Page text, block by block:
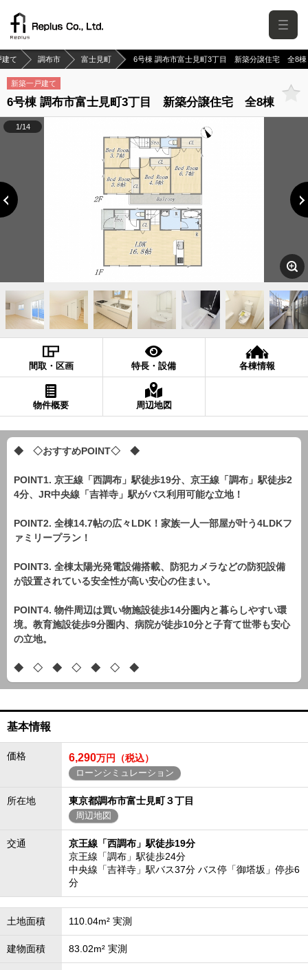
建て 調布市 富士見町 6号棟 調布市富士見町3丁目 新築分譲住宅 全8棟
新築一戸建て
6号棟 調布市富士見町3丁目 新築分譲住宅 全8棟
1/14
間取・区画 特長・設備 各棟情報
物件概要 周辺地図
◆ ◇おすすめPOINT◇ ◆
POINT1. 京王線「西調布」駅徒歩19分、京王線「調布」駅徒歩2
4分、JR中央線「吉祥寺」駅がバス利用可能な立地！
POINT2. 全棟14.7帖の広々LDK！家族一人一部屋が叶う4LDKフ
ァミリープラン！
POINT3. 全棟太陽光発電設備搭載、防犯カメラなどの防犯設備
が設置されている安全性が高い安心の住まい。
POINT4. 物件周辺は買い物施設徒歩14分圏内と暮らしやすい環
境。教育施設徒歩9分圏内、病院が徒歩10分と子育て世帯も安心
の立地。
◆ ◇ ◆ ◇ ◆ ◇ ◆
基本情報
価格 6,290万円（税込）
ローンシミュレーション
所在地 東京都調布市富士見町３丁目
周辺地図
交通
京王線「西調布」駅徒歩19分
京王線「調布」駅徒歩24分
中央線「吉祥寺」駅バス37分 バス停「御塔坂」停歩6
分
土地面積 110.04m² 実測
建物面積 83.02m² 実測